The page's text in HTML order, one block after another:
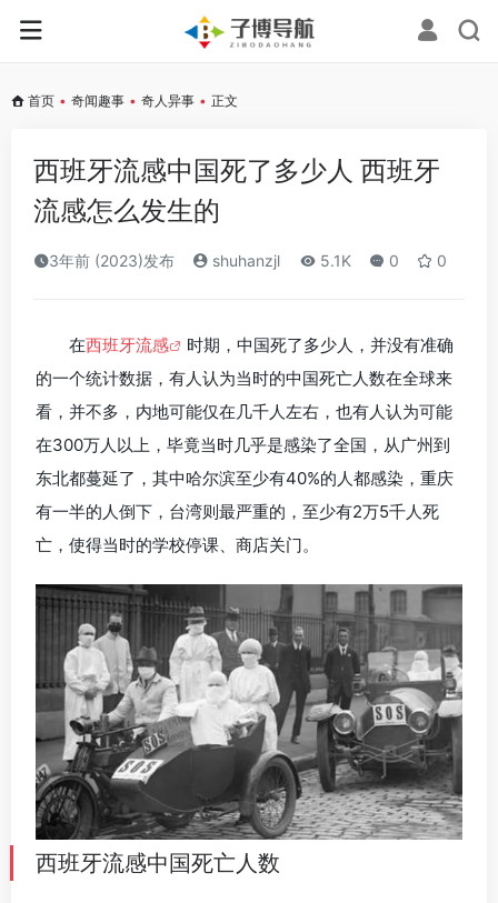
首页 • 奇闻趣事 • 奇人异事 • 正文
西班牙流感中国死了多少人 西班牙
流感怎么发生的
3年前 (2023)发布 shuhanzjl 5.1K 0 0
在西班牙流感
时期，中国死了多少人，并没有准确
的一个统计数据，有人认为当时的中国死亡人数在全球来
看，并不多，内地可能仅在几千人左右，也有人认为可能
在300万人以上，毕竟当时几乎是感染了全国，从广州到
东北都蔓延了，其中哈尔滨至少有40%的人都感染，重庆
有一半的人倒下，台湾则最严重的，至少有2万5千人死
亡，使得当时的学校停课、商店关门。
西班牙流感中国死亡人数